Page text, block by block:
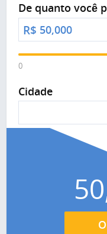
De quanto você
R$
0
Cidade